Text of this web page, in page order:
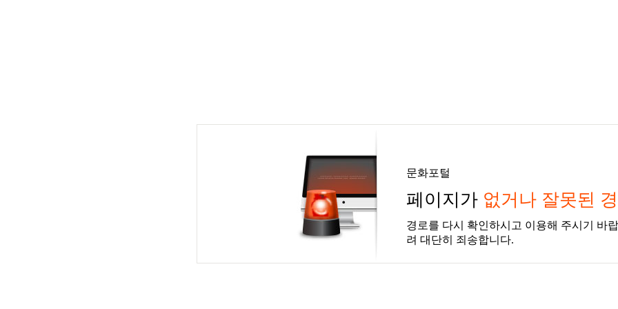
문화포털
페이지가 없거나 잘못된
경로를 다시 확인하시고 이용해 주시기 바
려 대단히 죄송합니다.